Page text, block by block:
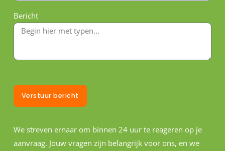
Bericht
Verstuur bericht
We streven ernaar om binnen 24 uur te reageren op je
aanvraag. Jouw vragen zijn belangrijk voor ons, en we